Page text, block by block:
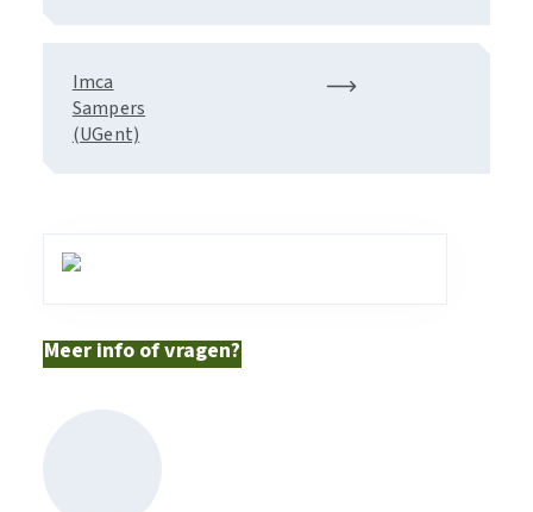
Imca
Sampers
(UGent)
Meer info of vragen?